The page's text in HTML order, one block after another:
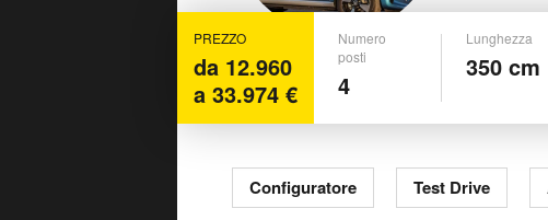
PREZZO
da 12.960
a 33.974 €
Numero
posti
4
Lunghezza
350 cm
Configuratore Test Drive